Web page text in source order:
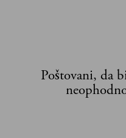
Poštovani, da